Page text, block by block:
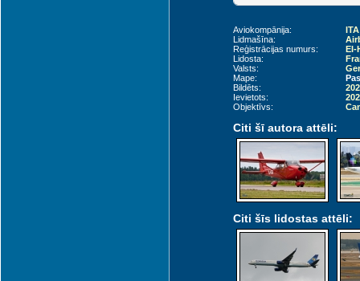
Aviokompānija:
Lidmašīna:
Reģistrācijas numurs:
EI-
Lidosta:
Valsts:
Mape:
Bildēts:
Ievietots:
Objektīvs:
Citi šī autora attēli:
Citi šīs lidostas attēli: